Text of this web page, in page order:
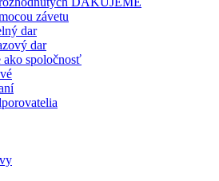
závetu
dar
dar
ako spoločnosť